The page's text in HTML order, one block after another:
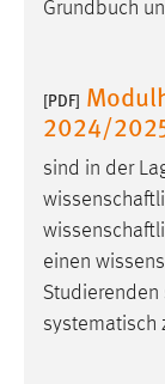
Grundbuch
[PDF]
2024/
sind in der
einen
Studierenden
systematisch